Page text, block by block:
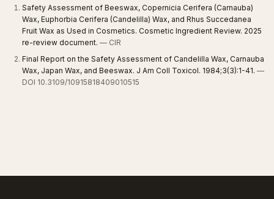
Safety Assessment of Beeswax, Copernicia Cerifera (Carnauba)
Wax, Euphorbia Cerifera (Candelilla) Wax, and Rhus Succedanea
Fruit Wax as Used in Cosmetics. Cosmetic Ingredient Review. 2025
re-review document. — CIR
Final Report on the Safety Assessment of Candelilla Wax, Carnauba
Wax, Japan Wax, and Beeswax. J Am Coll Toxicol. 1984;3(3):1-41. —
DOI 10.3109/10915818409010515